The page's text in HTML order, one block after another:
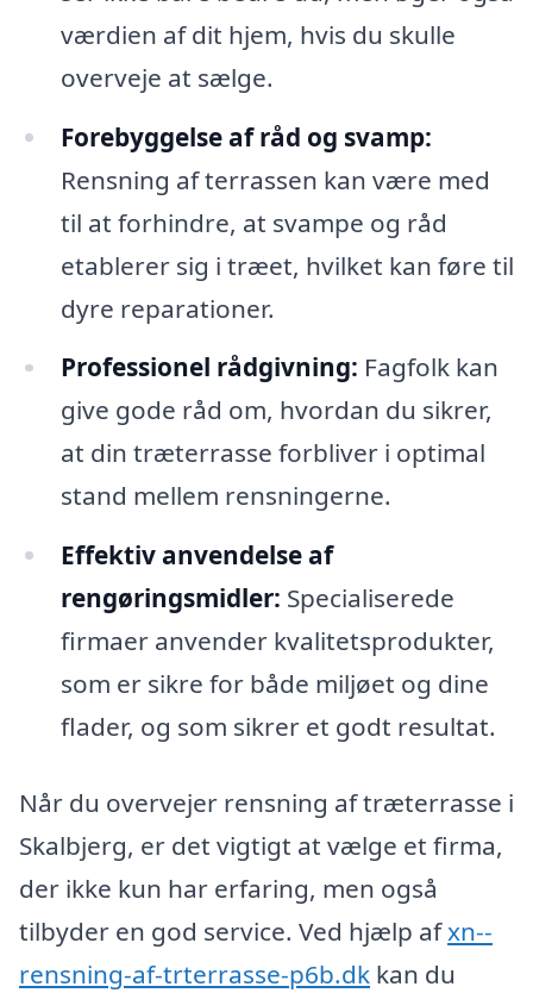
værdien af dit hjem, hvis du skulle
overveje at sælge.
Forebyggelse af råd og svamp:
Rensning af terrassen kan være med
til at forhindre, at svampe og råd
etablerer sig i træet, hvilket kan føre til
dyre reparationer.
Professionel rådgivning: Fagfolk kan
give gode råd om, hvordan du sikrer,
at din træterrasse forbliver i optimal
stand mellem rensningerne.
Effektiv anvendelse af
rengøringsmidler: Specialiserede
firmaer anvender kvalitetsprodukter,
som er sikre for både miljøet og dine
flader, og som sikrer et godt resultat.
Når du overvejer rensning af træterrasse i
Skalbjerg, er det vigtigt at vælge et firma,
der ikke kun har erfaring, men også
tilbyder en god service. Ved hjælp afxn--
rensning-af-trterrasse-p6b.dk kan du